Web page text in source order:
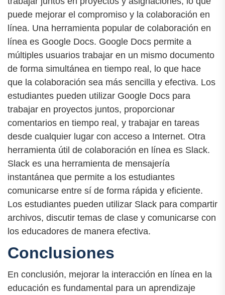
puede mejorar el compromiso y la colaboración en
línea. Una herramienta popular de colaboración en
línea es Google Docs. Google Docs permite a
múltiples usuarios trabajar en un mismo documento
de forma simultánea en tiempo real, lo que hace
que la colaboración sea más sencilla y efectiva. Los
estudiantes pueden utilizar Google Docs para
trabajar en proyectos juntos, proporcionar
comentarios en tiempo real, y trabajar en tareas
desde cualquier lugar con acceso a Internet. Otra
herramienta útil de colaboración en línea es Slack.
Slack es una herramienta de mensajería
instantánea que permite a los estudiantes
comunicarse entre sí de forma rápida y eficiente.
Los estudiantes pueden utilizar Slack para compartir
archivos, discutir temas de clase y comunicarse con
los educadores de manera efectiva.
Conclusiones
En conclusión, mejorar la interacción en línea en la
educación es fundamental para un aprendizaje